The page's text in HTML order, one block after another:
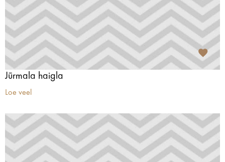
Jūrmala haigla
Loe veel